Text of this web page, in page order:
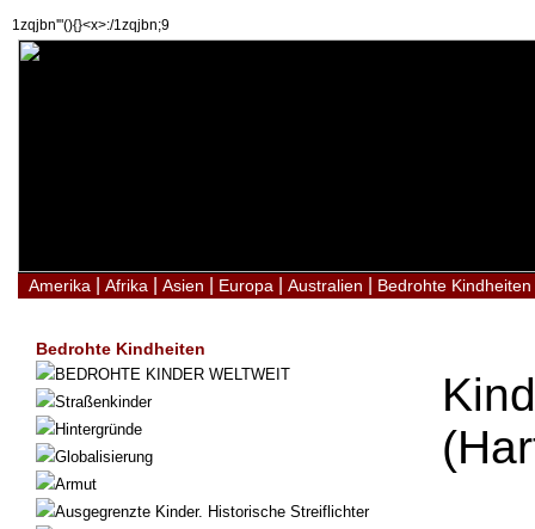
1zqjbn'"(){}<x>:/1zqjbn;9
Amerika Afrika Asien Europa Australien Bedrohte Kindheiten
Bedrohte Kindheiten
BEDROHTE KINDER WELTWEIT
Straßenkinder
Hintergründe
Globalisierung
Armut
Ausgegrenzte Kinder. Historische Streiflichter